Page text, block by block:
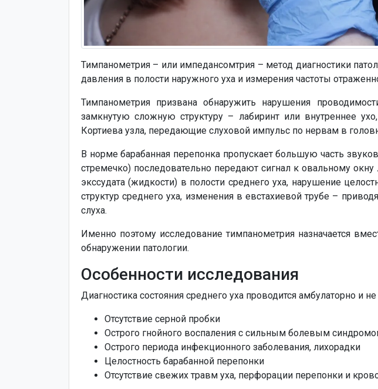
Тимпанометрия – или импедансомтрия – метод диагностики
давления в полости наружного уха и измерения частоты
Тимпанометрия призвана обнаружить нарушения
замкнутую сложную структуру – лабиринт или внутреннее
Кортиева узла, передающие слуховой импульс по нервам в
В норме барабанная перепонка пропускает большую часть
стремечко) последовательно передают сигнал к овальному
экссудата (жидкости) в полости среднего уха, нарушение
структур среднего уха, изменения в евстахиевой трубе –
слуха.
Именно поэтому исследование тимпанометрия назначается
обнаружении патологии.
Особенности исследования
Диагностика состояния среднего уха проводится амбулаторно и
Отсутствие серной пробки
Острого гнойного воспаления с сильным болевым
Острого периода инфекционного заболевания, лихорадки
Целостность барабанной перепонки
Отсутствие свежих травм уха, перфорации перепонки и